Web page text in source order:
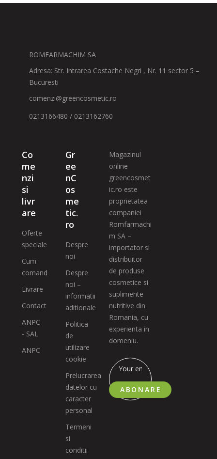
ROMFARMACHIM SA
Adresa: Str. Intrarea Costache Negri , Nr. 11 sector 5 –
Bucuresti
comenzi@greencosmetic.ro
0213166480 / 0213162760
Co
me
nzi
si
livr
are
Oferte
speciale
Cum
comand
Livrare
Contact
ANPC
- SAL
ANPC
Gr
ee
nC
os
me
tic.
ro
Despre
noi
Despre
noi –
informatii
aditionale
Politica
de
utilizare
cookie
Prelucrarea
datelor cu
caracter
personal
Termeni
si
conditii
Magazinul
online
greencosmet
ic.ro este
proprietatea
companiei
Romfarmachi
m SA –
importator si
distribuitor
de produse
cosmetice si
suplimente
nutritive din
Romania, cu
experienta in
domeniu.
ABONARE